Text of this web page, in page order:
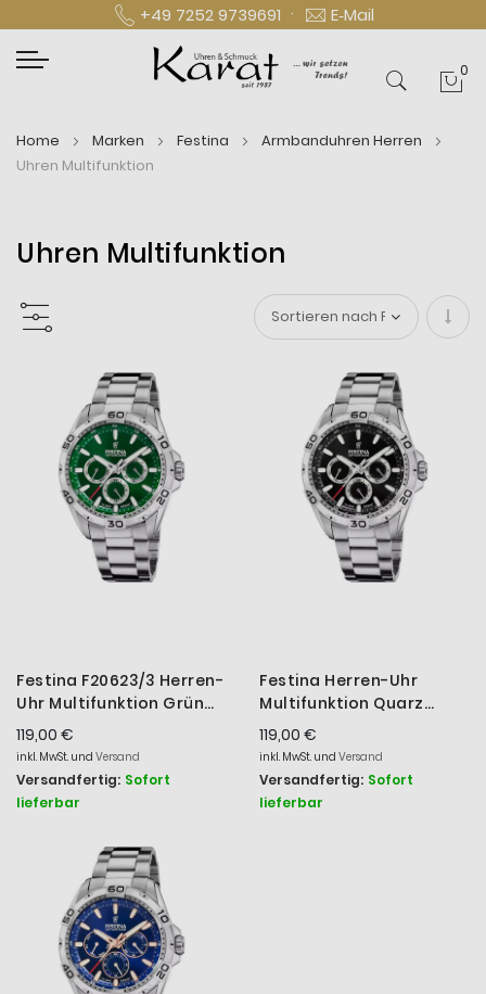
+49 7252 9739691 · E‑Mail
0
Home Marken Festina
Armbanduhren Herren
Uhren Multifunktion
Uhren Multifunktion
In
Festina F20623/3 Herren-
Uhr Multifunktion Grün
Quarz Edelstahl-
Armband
119,00 €
inkl. MwSt. und Versand
Versandfertig: Sofort
lieferbar
Festina Herren-Uhr
Multifunktion Quarz
Edelstahl-Armband
F20623/4
119,00 €
inkl. MwSt. und Versand
Versandfertig: Sofort
lieferbar